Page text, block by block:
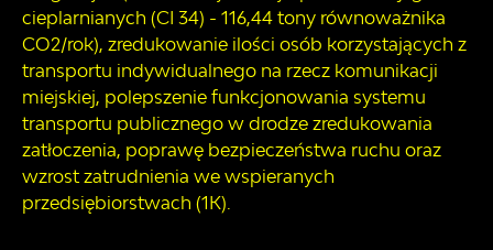
cieplarnianych (CI 34) - 116,44 tony równoważnika
CO2/rok), zredukowanie ilości osób korzystających z
transportu indywidualnego na rzecz komunikacji
miejskiej, polepszenie funkcjonowania systemu
transportu publicznego w drodze zredukowania
zatłoczenia, poprawę bezpieczeństwa ruchu oraz
wzrost zatrudnienia we wspieranych
przedsiębiorstwach (1K).